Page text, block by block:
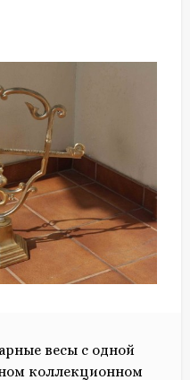
весы с одной
коллекционном